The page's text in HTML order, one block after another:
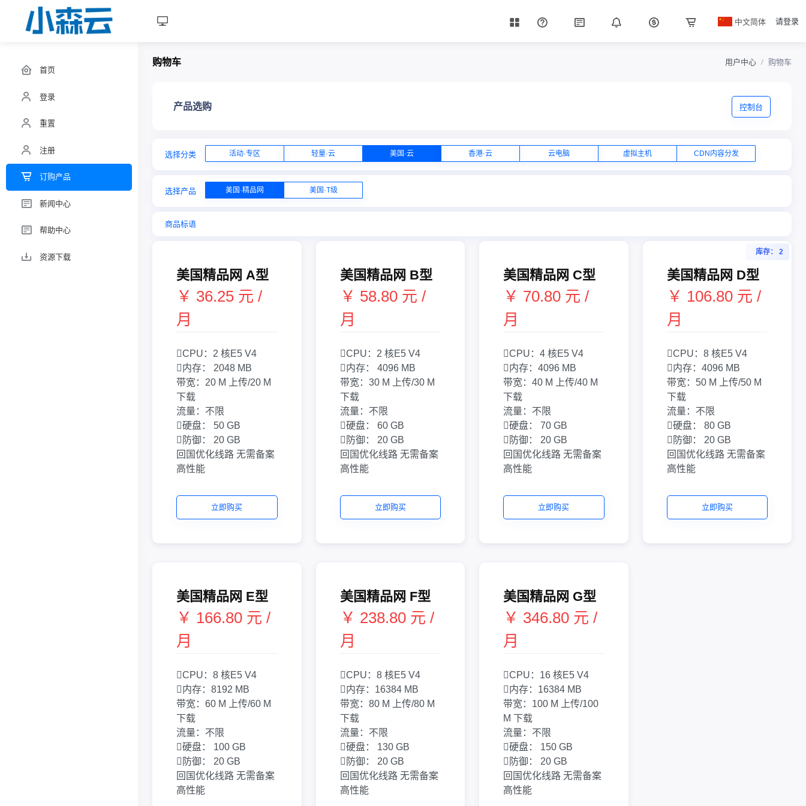
中文简体 请登录
首页
登录
重置
注册
订购产品
新闻中心
帮助中心
资源下载
购物车 用户中心 购物车
产品选购 控制台
选择分类 活动·专区 轻量·云 美国·云 香港·云 云电脑 虚拟主机 CDN内容分发
选择产品 美国·精品网 美国·T级
商品标语
美国精品网 A型
￥ 36.25 元 /
月
CPU： 2 核E5 V4
内存：
2048 MB
带宽： 20 M 上传/20 M
下载
流量： 不限
硬盘：
50 GB
防御：
20 GB
回国优化线路 无需备案
高性能
立即购买
美国精品网 B型
￥ 58.80 元 /
月
CPU： 2 核E5 V4
内存：
4096 MB
带宽： 30 M 上传/30 M
下载
流量： 不限
硬盘：
60 GB
防御：
20 GB
回国优化线路 无需备案
高性能
立即购买
美国精品网 C型
￥ 70.80 元 /
月
CPU： 4 核E5 V4
内存： 4096 MB
带宽： 40 M 上传/40 M
下载
流量： 不限
硬盘：
70 GB
防御：
20 GB
回国优化线路 无需备案
高性能
立即购买
库存： 2
美国精品网 D型
￥ 106.80 元 /
月
CPU： 8 核E5 V4
内存： 4096 MB
带宽： 50 M 上传/50 M
下载
流量： 不限
硬盘：
80 GB
防御：
20 GB
回国优化线路 无需备案
高性能
立即购买
美国精品网 E型
￥ 166.80 元 /
月
CPU： 8 核E5 V4
内存： 8192 MB
带宽： 60 M 上传/60 M
下载
流量： 不限
硬盘：
100 GB
防御：
20 GB
回国优化线路 无需备案
高性能
美国精品网 F型
￥ 238.80 元 /
月
CPU： 8 核E5 V4
内存： 16384 MB
带宽： 80 M 上传/80 M
下载
流量： 不限
硬盘：
130 GB
防御：
20 GB
回国优化线路 无需备案
高性能
美国精品网 G型
￥ 346.80 元 /
月
CPU： 16 核E5 V4
内存： 16384 MB
带宽： 100 M 上传/100
M 下载
流量： 不限
硬盘：
150 GB
防御：
20 GB
回国优化线路 无需备案
高性能